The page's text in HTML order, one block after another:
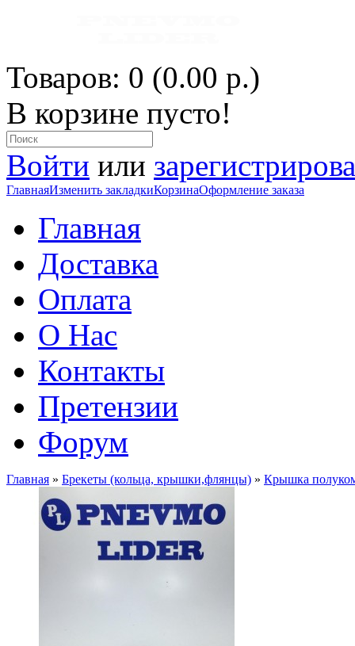
Товаров: 0 (0.00 р.)
В корзине пусто!
Войти или
ГлавнаяИзменить закладкиКорзинаОформление заказа
Главная
Доставка
Оплата
О Нас
Контакты
Претензии
Форум
Главная » Брекеты (кольца, крышки,флянцы) » Крышка